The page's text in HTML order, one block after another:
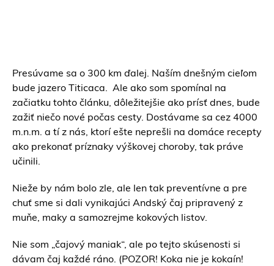
Presúvame sa o 300 km ďalej. Naším dnešným cieľom
bude jazero Titicaca. Ale ako som spomínal na
začiatku tohto článku, dôležitejšie ako prísť dnes, bude
zažiť niečo nové počas cesty. Dostávame sa cez 4000
m.n.m. a tí z nás, ktorí ešte neprešli na domáce recepty
ako prekonať príznaky výškovej choroby, tak práve
učinili.
Nieže by nám bolo zle, ale len tak preventívne a pre
chuť sme si dali vynikajúci Andský čaj pripravený z
muňe, maky a samozrejme kokových listov.
Nie som „čajový maniak“, ale po tejto skúsenosti si
dávam čaj každé ráno. (POZOR! Koka nie je kokaín!